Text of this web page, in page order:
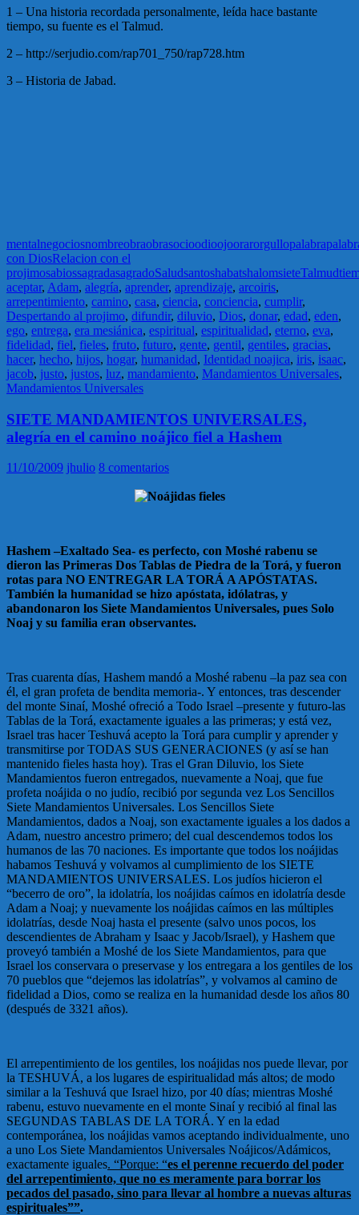
1 – Una historia recordada personalmente, leída hace bastante
tiempo, su fuente es el Talmud.
2 – http://serjudio.com/rap701_750/rap728.htm
3 – Historia de Jabad.
mentalnegociosnombreobraobrasocioodioojoorarorgullopalabra
con DiosRelacion con el
projimosabiossagradasagradoSaludsantoshabatshalomsieteTalmud
aceptar, Adam, alegría, aprender, aprendizaje, arcoiris,
arrepentimiento, camino, casa, ciencia, conciencia, cumplir,
Despertando al projimo, difundir, diluvio, Dios, donar, edad, eden,
ego, entrega, era mesiánica, espiritual, espiritualidad, eterno, eva,
fidelidad, fiel, fieles, fruto, futuro, gente, gentil, gentiles, gracias,
hacer, hecho, hijos, hogar, humanidad, Identidad noajica, iris, isaac,
jacob, justo, justos, luz, mandamiento, Mandamientos Universales,
Mandamientos Universales
SIETE MANDAMIENTOS UNIVERSALES,
alegría en el camino noájico fiel a Hashem
11/10/2009 jhulio 8 comentarios
Hashem –Exaltado Sea- es perfecto, con Moshé rabenu se
dieron las Primeras Dos Tablas de Piedra de la Torá, y fueron
rotas para NO ENTREGAR LA TORÁ A APÓSTATAS.
También la humanidad se hizo apóstata, idólatras, y
abandonaron los Siete Mandamientos Universales, pues Solo
Noaj y su familia eran observantes.
Tras cuarenta días, Hashem mandó a Moshé rabenu –la paz sea con
él, el gran profeta de bendita memoria-. Y entonces, tras descender
del monte Sinaí, Moshé ofreció a Todo Israel –presente y futuro-las
Tablas de la Torá, exactamente iguales a las primeras; y está vez,
Israel tras hacer Teshuvá acepto la Torá para cumplir y aprender y
transmitirse por TODAS SUS GENERACIONES (y así se han
mantenido fieles hasta hoy). Tras el Gran Diluvio, los Siete
Mandamientos fueron entregados, nuevamente a Noaj, que fue
profeta noájida o no judío, recibió por segunda vez Los Sencillos
Siete Mandamientos Universales. Los Sencillos Siete
Mandamientos, dados a Noaj, son exactamente iguales a los dados a
Adam, nuestro ancestro primero; del cual descendemos todos los
humanos de las 70 naciones. Es importante que todos los noájidas
habamos Teshuvá y volvamos al cumplimiento de los SIETE
MANDAMIENTOS UNIVERSALES. Los judíos hicieron el
“becerro de oro”, la idolatría, los noájidas caímos en idolatría desde
Adam a Noaj; y nuevamente los noájidas caímos en las múltiples
idolatrías, desde Noaj hasta el presente (salvo unos pocos, los
descendientes de Abraham y Isaac y Jacob/Israel), y Hashem que
proveyó también a Moshé de los Siete Mandamientos, para que
Israel los conservara o preservase y los entregara a los gentiles de los
70 pueblos que “dejemos las idolatrías”, y volvamos al camino de
fidelidad a Dios, como se realiza en la humanidad desde los años 80
(después de 3321 años).
El arrepentimiento de los gentiles, los noájidas nos puede llevar, por
la TESHUVÁ, a los lugares de espiritualidad más altos; de modo
similar a la Teshuvá que Israel hizo, por 40 días; mientras Moshé
rabenu, estuvo nuevamente en el monte Sinaí y recibió al final las
SEGUNDAS TABLAS DE LA TORÁ. Y en la edad
contemporánea, los noájidas vamos aceptando individualmente, uno
a uno Los Siete Mandamientos Universales Noájicos/Adámicos,
exactamente iguales. “Porque: “es el perenne recuerdo del poder
del arrepentimiento, que no es meramente para borrar los
pecados del pasado, sino para llevar al hombre a nuevas alturas
espirituales””.